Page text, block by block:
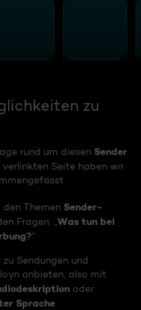
zu
rund um diesen Sender
verlinkten Seite haben wir
Themen Sender-
Fragen: „ Was tun bei
“
Sendungen und
anbieten, also mit
oder
Sprache